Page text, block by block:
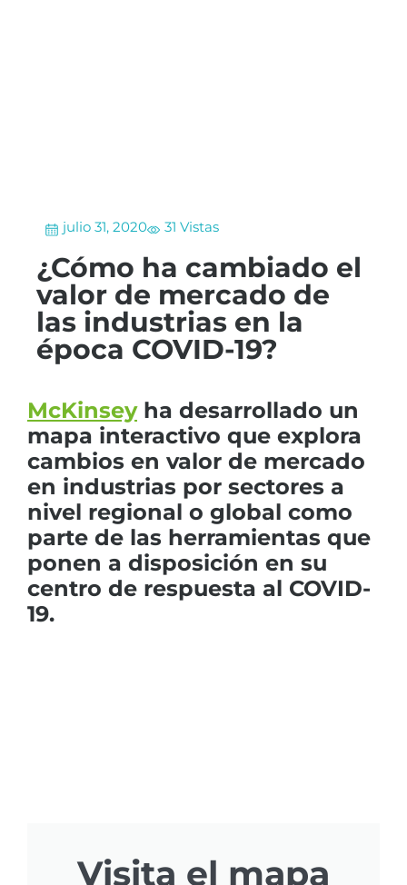
julio 31, 2020 31 Vistas
¿Cómo ha cambiado el
valor de mercado de
las industrias en la
época COVID-19?
McKinseyha desarrollado un
mapa interactivo que explora
cambios en valor de mercado
en industrias por sectores a
nivel regional o global como
parte de las herramientas que
ponen a disposición en su
centro de respuesta al COVID-
19.
Visita el mapa